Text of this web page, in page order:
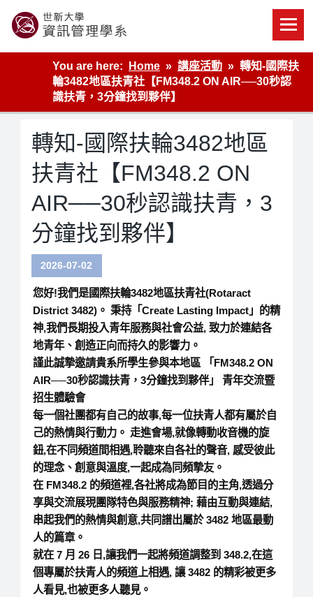
content
世新大學資管系網站
You are here:
Home 講座活動
轉知-國際扶
輪3482地區扶青社【FM348.2 ON AIR──30秒認
識扶青，3分鐘找到夥伴】
轉知-國際扶輪3482地區
扶青社【FM348.2 ON
AIR──30秒認識扶青，3
分鐘找到夥伴】
2026-07-02
您好!我們是國際扶輪3482地區扶青社(Rotaract
District 3482)。 秉持「Create Lasting Impact」的精
神,我們長期投入青年服務與社會公益, 致力於連結各
地青年、創造正向而持久的影響力。
謹此誠摯邀請貴系所學生參與本地區
「FM348.2 ON
AIR──30秒認識扶青，3分鐘找到夥伴」
青年交流暨
招生體驗會
每一個社團都有自己的故事,每一位扶青人都有屬於自
己的熱情與行動力。 走進會場,就像轉動收音機的旋
鈕,在不同頻道間相遇,聆聽來自各社的聲音, 感受彼此
的理念、創意與溫度,一起成為同頻摯友。
在 FM348.2 的頻道裡,各社將成為節目的主角,透過分
享與交流展現團隊特色與服務精神; 藉由互動與連結,
串起我們的熱情與創意,共同譜出屬於 3482 地區最動
人的篇章。
就在 7 月 26 日,讓我們一起將頻道調整到 348.2,在這
個專屬於扶青人的頻道上相遇, 讓 3482 的精彩被更多
人看見,也被更多人聽見。